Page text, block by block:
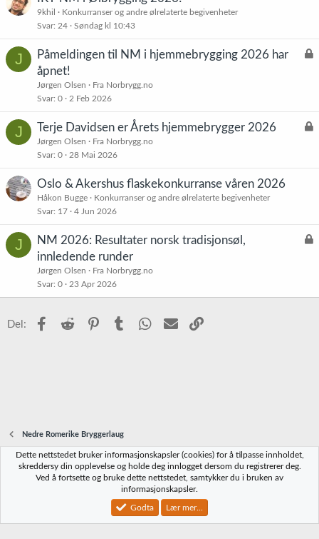
9khil
Konkurranser og andre ølrelaterte begivenheter
Svar 24 Søndag kl 10:43
J
L
Påmeldingen til NM i hjemmebrygging 2026 har
åpnet!
Jørgen Olsen
Fra Norbrygg.no
Svar 0 2 Feb 2026
J
L
Terje Davidsen er Årets hjemmebrygger 2026
Jørgen Olsen
Fra Norbrygg.no
Svar 0 28 Mai 2026
Oslo & Akershus flaskekonkurranse våren 2026
Håkon Bugge
Konkurranser og andre ølrelaterte begivenheter
Svar 17 4 Jun 2026
J
L
NM 2026: Resultater norsk tradisjonsøl,
innledende runder
Jørgen Olsen
Fra Norbrygg.no
Svar 0 23 Apr 2026
Del: Facebook
Reddit PinterestTumblr WhatsApp
E-post
Nedre Romerike Bryggerlaug
Norbrygg-default
Vilkår og regler Personvernregler
Community platform by XenForo® © 2010-2023 XenForo Ltd.
Dette nettstedet bruker informasjonskapsler (cookies) for å tilpasse innholdet,
skreddersy din opplevelse og holde deg innlogget dersom du registrerer deg.
Ved å fortsette og bruke dette nettstedet, samtykker du i bruken av
informasjonskapsler.
Godta Lær mer...